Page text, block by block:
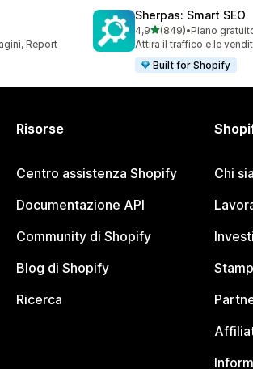
Report
Sherpas: Smart SEO
4,9stelle su 5
(849)
849 recensioni totali
•Piano
Attira il traffico e le
Built for Shopify
Risorse
Centro assistenza Shopify
Documentazione API
Community di Shopify
Blog di Shopify
Ricerca
Chi